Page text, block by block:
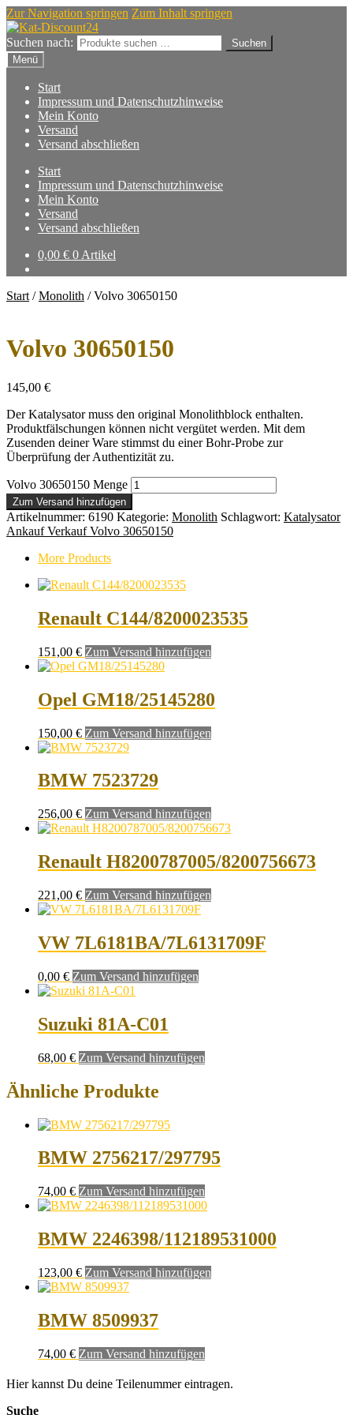
Zur Navigation springen Zum Inhalt springen
Suchen nach:
Suchen
Menü
Start
Impressum und Datenschutzhinweise
Mein Konto
Versand
Versand abschließen
Start
Impressum und Datenschutzhinweise
Mein Konto
Versand
Versand abschließen
0,00 € 0 Artikel
Start /Monolith /Volvo 30650150
Volvo 30650150
145,00 €
Der Katalysator muss den original Monolithblock enthalten.
Produktfälschungen können nicht vergütet werden. Mit dem
Zusenden deiner Ware stimmst du einer Bohr-Probe zur
Überprüfung der Authentizität zu.
Volvo 30650150 Menge
Zum Versand hinzufügen
Artikelnummer: 6190 Kategorie: Monolith Schlagwort: Katalysator
Ankauf Verkauf Volvo 30650150
More Products
Renault C144/8200023535
151,00 € Zum Versand hinzufügen
Opel GM18/25145280
150,00 € Zum Versand hinzufügen
BMW 7523729
256,00 € Zum Versand hinzufügen
Renault H8200787005/8200756673
221,00 € Zum Versand hinzufügen
VW 7L6181BA/7L6131709F
0,00 € Zum Versand hinzufügen
Suzuki 81A-C01
68,00 € Zum Versand hinzufügen
Ähnliche Produkte
BMW 2756217/297795
74,00 € Zum Versand hinzufügen
BMW 2246398/112189531000
123,00 € Zum Versand hinzufügen
BMW 8509937
74,00 € Zum Versand hinzufügen
Hier kannst Du deine Teilenummer eintragen.
Suche